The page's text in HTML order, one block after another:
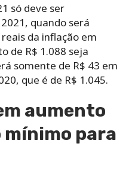
só deve ser
quando será
da inflação em
de R$ 1.088 seja
somente de R$ 43 em
que é de R$ 1.045.
aumento
mínimo para